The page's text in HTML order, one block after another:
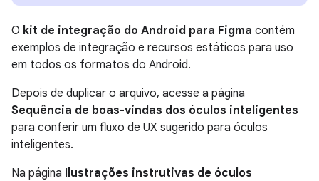
O kit de integração do Android para Figma contém
exemplos de integração e recursos estáticos para uso
em todos os formatos do Android.
Depois de duplicar o arquivo, acesse a página
Sequência de boas-vindas dos óculos inteligentes
para conferir um fluxo de UX sugerido para óculos
inteligentes.
Na página Ilustrações instrutivas de óculos